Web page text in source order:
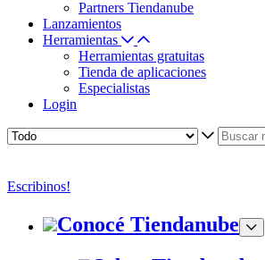
Partners Tiendanube
Lanzamientos
Herramientas
Herramientas gratuitas
Tienda de aplicaciones
Especialistas
Login
Escribinos!
Conocé Tiendanube